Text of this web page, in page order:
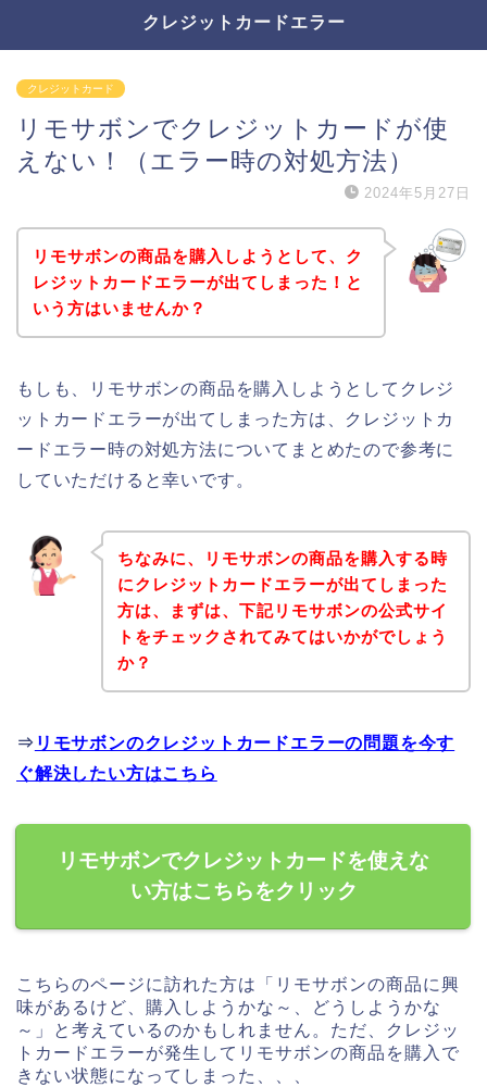
クレジットカードエラー
クレジットカード
リモサボンでクレジットカードが使
えない！（エラー時の対処方法）
2024年5月27日
リモサボンの商品を購入しようとして、ク
レジットカードエラーが出てしまった！と
いう方はいませんか？
もしも、リモサボンの商品を購入しようとしてクレジ
ットカードエラーが出てしまった方は、クレジットカ
ードエラー時の対処方法についてまとめたので参考に
していただけると幸いです。
ちなみに、リモサボンの商品を購入する時
にクレジットカードエラーが出てしまった
方は、まずは、下記リモサボンの公式サイ
トをチェックされてみてはいかがでしょう
か？
⇒ リモサボンのクレジットカードエラーの問題を今す
ぐ解決したい方はこちら
リモサボンでクレジットカードを使えな
い方はこちらをクリック
こちらのページに訪れた方は「リモサボンの商品に興
味があるけど、購入しようかな～、どうしようかな
～」と考えているのかもしれません。ただ、クレジッ
トカードエラーが発生してリモサボンの商品を購入で
きない状態になってしまった、、、